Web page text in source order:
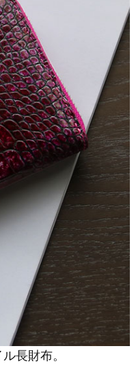
長財布。